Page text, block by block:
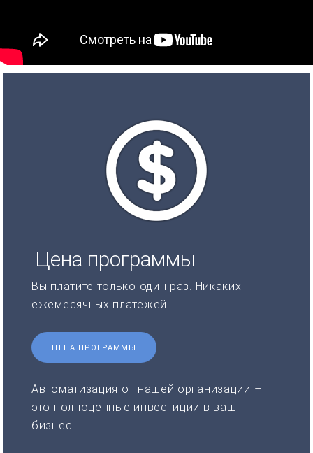
Цена программы
Вы платите только один раз. Никаких
ежемесячных платежей!
ЦЕНА ПРОГРАММЫ
Автоматизация от нашей организации –
это полноценные инвестиции в ваш
бизнес!